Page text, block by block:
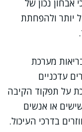
אבחון נכון של
יותר ולהפחתת
מערכת
עדכניים
על תפקוד הקיבה
או אנשים
בדרכי העיכול.